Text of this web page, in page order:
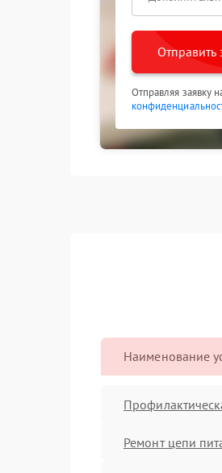
службы видеокарты,
Отправить
Отправляя заявку
Наименование
Ремонт цепи